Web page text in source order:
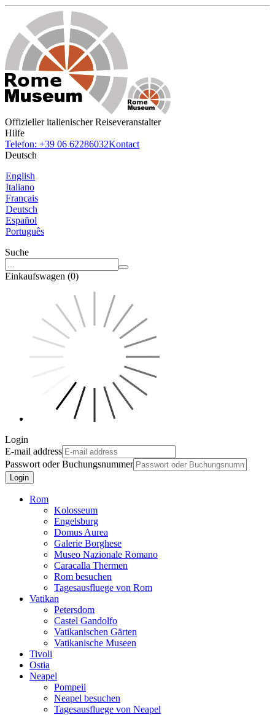
Offizieller italienischer Reiseveranstalter
Hilfe
Telefon: +39 06 62286032Kontact
Deutsch
English
Italiano
Français
Deutsch
Español
Português
Suche
Einkaufswagen (0)
Login
E-mail address
Passwort oder Buchungsnummer
Login
Rom
Kolosseum
Engelsburg
Domus Aurea
Galerie Borghese
Museo Nazionale Romano
Caracalla Thermen
Rom besuchen
Tagesausfluege von Rom
Vatikan
Petersdom
Castel Gandolfo
Vatikanischen Gärten
Vatikanische Museen
Tivoli
Ostia
Neapel
Pompeii
Neapel besuchen
Tagesausfluege von Neapel